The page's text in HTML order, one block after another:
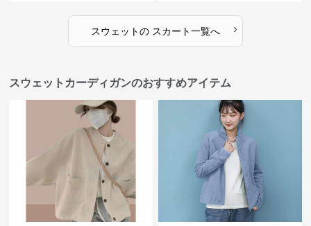
スウェットのスカート一覧へ ›
スウェットカーディガンのおすすめアイテム